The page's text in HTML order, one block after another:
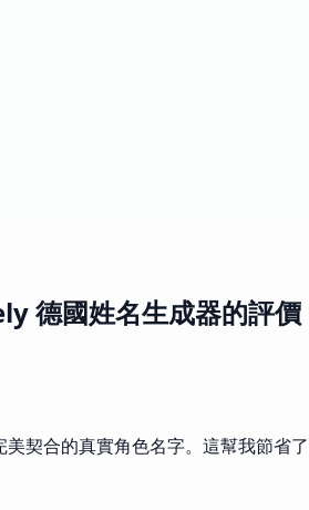
德國姓名生成器的評價
合的真實角色名字。這幫我節省